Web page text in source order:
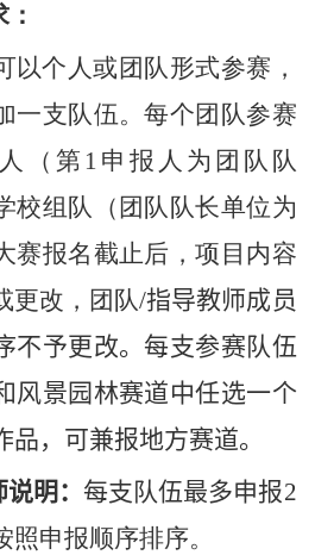
以个人或团队形式参赛，
一支队伍。每个团队参赛
人（第 1 申报人为团队队
校组队（团队队长单位为
赛报名截止后，项目内容
更改，团队/指导教师成员
不予更改。每支参赛队伍
风景园林赛道中任选一个
品，可兼报地方赛道。
明： 每支队伍最多申报2
申报顺序排序。